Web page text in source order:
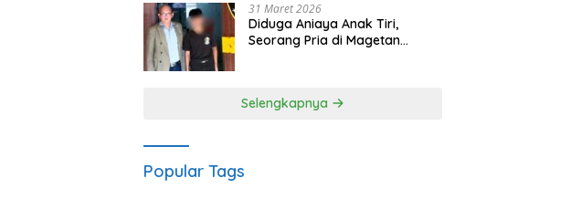
31 Maret 2026
Diduga Aniaya Anak Tiri,
Seorang Pria di Magetan
Selengkapnya
Popular Tags